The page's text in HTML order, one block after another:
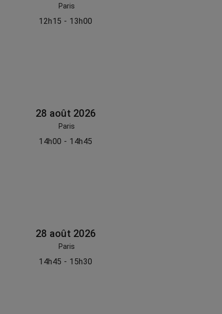
Paris
12h15 - 13h00
28 août 2026
Paris
14h00 - 14h45
28 août 2026
Paris
14h45 - 15h30